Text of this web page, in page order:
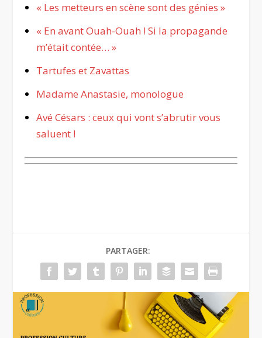
« Les metteurs en scène sont des génies »
« En avant Ouah-Ouah ! Si la propagande
m’était contée… »
Tartufes et Zavattas
Madame Anastasie, monologue
Avé Césars : ceux qui vont s’abrutir vous
saluent !
PARTAGER: